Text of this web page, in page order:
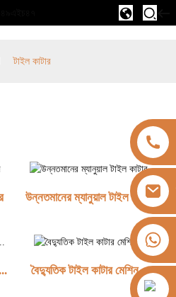
+৮৬১৩৩২৫৮২১৮১৩
টাইল কাটার
উন্নতমানের ম্যানুয়াল টাইল কাটার
বৈদ্যুতিক টাইল কাটার মেশিন...